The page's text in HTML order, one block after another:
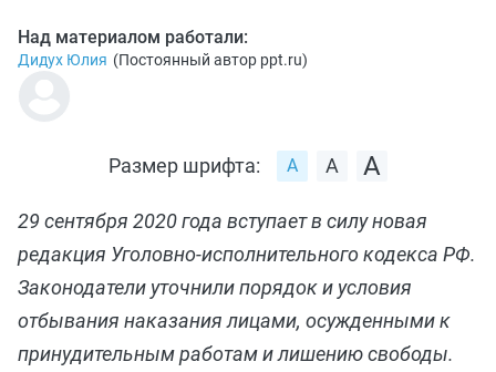
Над материалом работали:
Дидух Юлия (Постоянный автор ppt.ru)
Размер шрифта:
29 сентября 2020 года вступает в силу новая
редакция Уголовно-исполнительного кодекса РФ.
Законодатели уточнили порядок и условия
отбывания наказания лицами, осужденными к
принудительным работам и лишению свободы.